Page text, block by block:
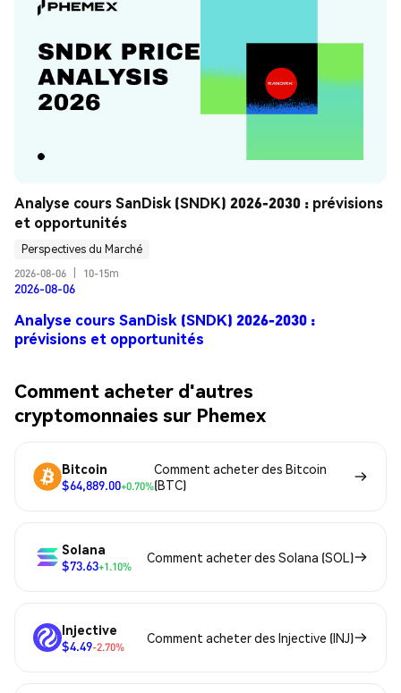
Analyse cours SanDisk (SNDK) 2026-2030 : prévisions
et opportunités
Perspectives du Marché
2026-08-06
10-15m
2026-08-06
Analyse cours SanDisk (SNDK) 2026-2030 :
prévisions et opportunités
Comment acheter d'autres
cryptomonnaies sur Phemex
Bitcoin
$64,889.00+0.70%
Comment acheter des Bitcoin
(BTC)
Solana
$73.63+1.10%
Comment acheter des Solana (SOL)
Injective
$4.49-2.70%
Comment acheter des Injective (INJ)